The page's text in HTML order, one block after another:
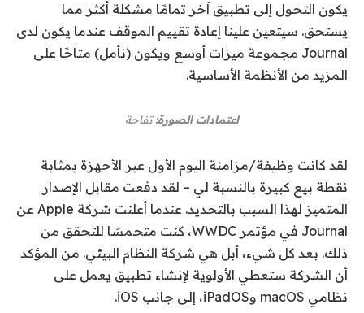
يكون التحول إلى تطبيق آخر تمامًا مشكلة أكثر مما
يستحق. سيتعين علينا إعادة تقييم الموقف عندما يكون لدى
Journal مجموعة ميزات أوسع ويكون (نأمل) متاحًا على
المزيد من الأنظمة الأساسية.
اعتمادات الصورة:تفاحة
لقد كانت وظيفة/مزامنة اليوم الأول عبر الأجهزة بمثابة
نقطة بيع كبيرة بالنسبة لي – لقد دفعت مقابل الإصدار
المتميز لهذا السبب بالتحديد. عندما أعلنت شركة Apple عن
Journal في مؤتمر WWDC، كنت متحمسًا للتحقق من
ذلك. بعد كل شيء، أبل هي شركة النظام البيئي. من المؤكد
أن الشركة ستعطي الأولوية لإنشاء تطبيق يعمل على
نظامي macOS وiPadOS، إلى جانب iOS.